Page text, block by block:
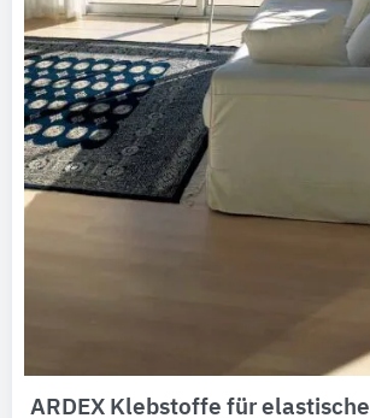
ARDEX Klebstoffe für elastische